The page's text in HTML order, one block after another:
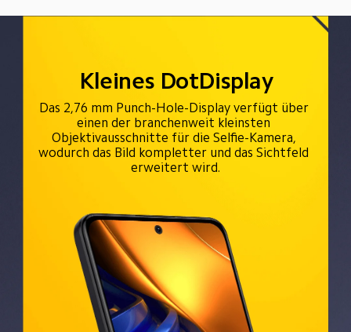
Kleines DotDisplay
Das 2,76 mm Punch-Hole-Display verfügt über
einen der branchenweit kleinsten
Objektivausschnitte für die Selfie-Kamera,
wodurch das Bild kompletter und das Sichtfeld
erweitert wird.